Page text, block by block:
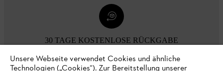
30 TAGE KOSTENLOSE RÜCKGABE
Unsere Webseite verwendet Cookies und ähnliche
Technologien („Cookies“). Zur Bereitstellung unserer